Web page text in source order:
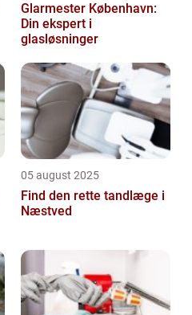
Glarmester København:
Din ekspert i
glasløsninger
05 august 2025
Find den rette tandlæge i
Næstved